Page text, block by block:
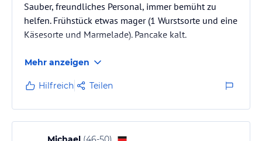
Sauber, freundliches Personal, immer bemüht zu
helfen. Frühstück etwas mager (1 Wurstsorte und eine
Käsesorte und Marmelade). Pancake kalt.
Mehr anzeigen
Hilfreich Teilen